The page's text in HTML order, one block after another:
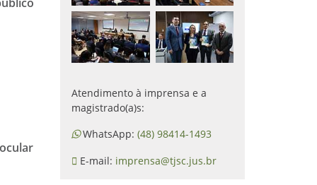
Atendimento à imprensa e a
magistrado(a)s:
WhatsApp: (48) 98414-1493
E-mail: imprensa@tjsc.jus.br